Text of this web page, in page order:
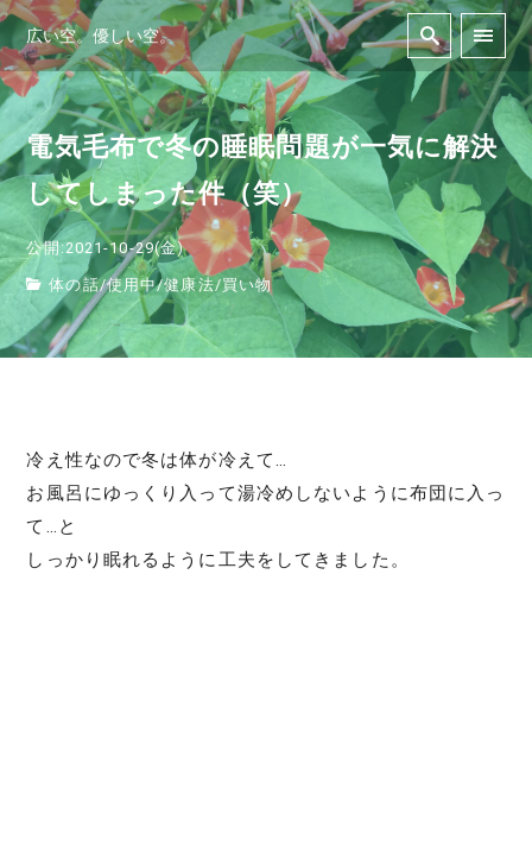
広い空。優しい空。
電気毛布で冬の睡眠問題が一気に解決
してしまった件（笑）
公開:2021-10-29(金)
体の話/使用中/健康法/買い物
冷え性なので冬は体が冷えて…
お風呂にゆっくり入って湯冷めしないように布団に入っ
て…と
しっかり眠れるように工夫をしてきました。